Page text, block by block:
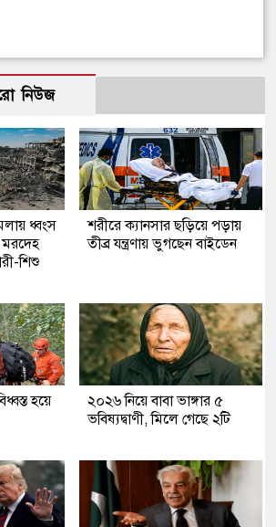
নিউজ
ধ্বংস
শিশু
শরীরে ক্যানসার ছড়িয়ে পড়ায়
তীব্র যন্ত্রণায় ভুগছেন বাইডেন
হয়ে
২০২৬ নিয়ে বাবা ভাঙ্গার ৫
ভবিষ্যদ্বাণী, মিলে গেছে ২টি